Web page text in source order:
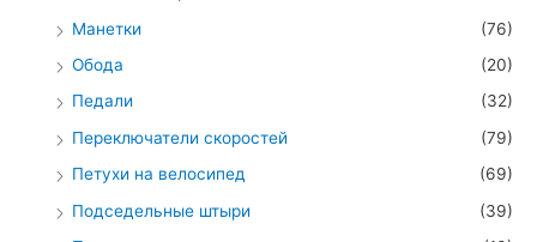
Манетки
(76)
Обода
(20)
Педали
(32)
Переключатели скоростей
(79)
Петухи на велосипед
(69)
Подседельные штыри
(39)